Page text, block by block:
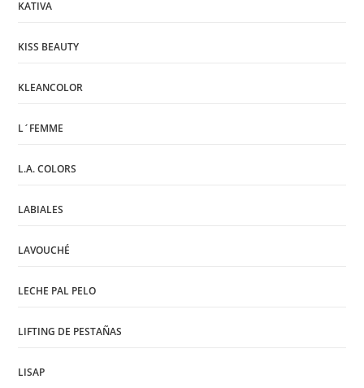
KATIVA
KISS BEAUTY
KLEANCOLOR
L´FEMME
L.A. COLORS
LABIALES
LAVOUCHÉ
LECHE PAL PELO
LIFTING DE PESTAÑAS
LISAP